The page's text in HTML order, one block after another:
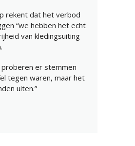
rekent dat het verbod
“we hebben het echt
van kledingsuiting
proberen er stemmen
tegen waren, maar het
uiten.”